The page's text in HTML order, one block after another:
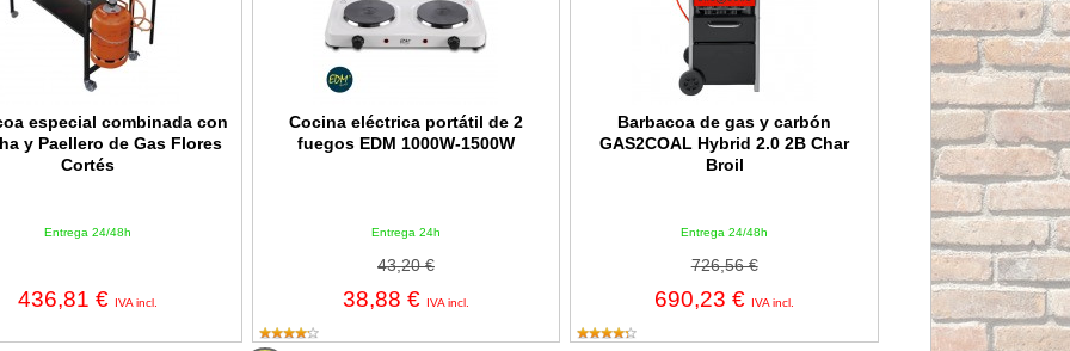
especial combinada con
y Paellero de Gas Flores
Cortés
Entrega 24/48h
436,81 € IVA incl.
Cocina eléctrica portátil de 2
fuegos EDM 1000W-1500W
Entrega 24h
43,20 €
38,88 € IVA incl.
Barbacoa de gas y carbón
GAS2COAL Hybrid 2.0 2B Char
Broil
Entrega 24/48h
726,56 €
690,23 € IVA incl.